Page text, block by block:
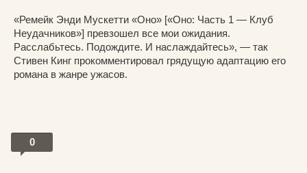
«Ремейк Энди Мускетти «Оно» [«Оно: Часть 1 — Клуб
Неудачников»] превзошел все мои ожидания.
Расслабьтесь. Подождите. И наслаждайтесь», — так
Стивен Кинг прокомментировал грядущую адаптацию его
романа в жанре ужасов.
0